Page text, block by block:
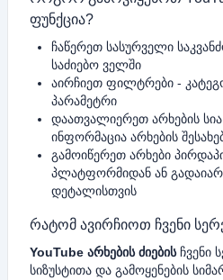
ფუნქცია?
ჩაწერეთ სასურველი
საძიებო ველში
აირჩიეთ ფილტრები -
პარამეტრი
დაათვალიერეთ არხების
ინფორმაცია არხების
გამოიწერეთ არხები
პლატფორმიდან ან
დეტალისთვის
რატომ ავირჩიოთ ჩვენი
YouTube არხების ძიებისჩვენი
სიზუსტითა და გამოყენების